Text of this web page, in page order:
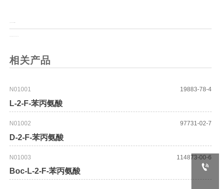
相关产品
N01001
L-2-F-苯丙氨酸
19883-78-4
N01002
D-2-F-苯丙氨酸
97731-02-7
N01003
Boc-L-2-F-苯丙氨酸
114873-00-6
